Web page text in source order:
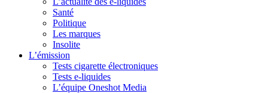
Santé
Politique
Les marques
Insolite
L’émission
Tests cigarette électroniques
Tests e-liquides
L’équipe Oneshot Media